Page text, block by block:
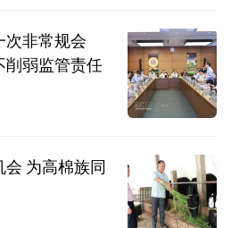
次非常规会
削弱监管责任
为高棉族同